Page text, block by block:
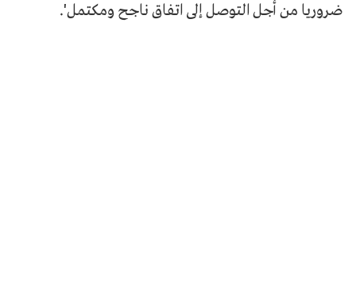
ضروريا من أجل التوصل إلى اتفاق ناجح ومكتمل'.